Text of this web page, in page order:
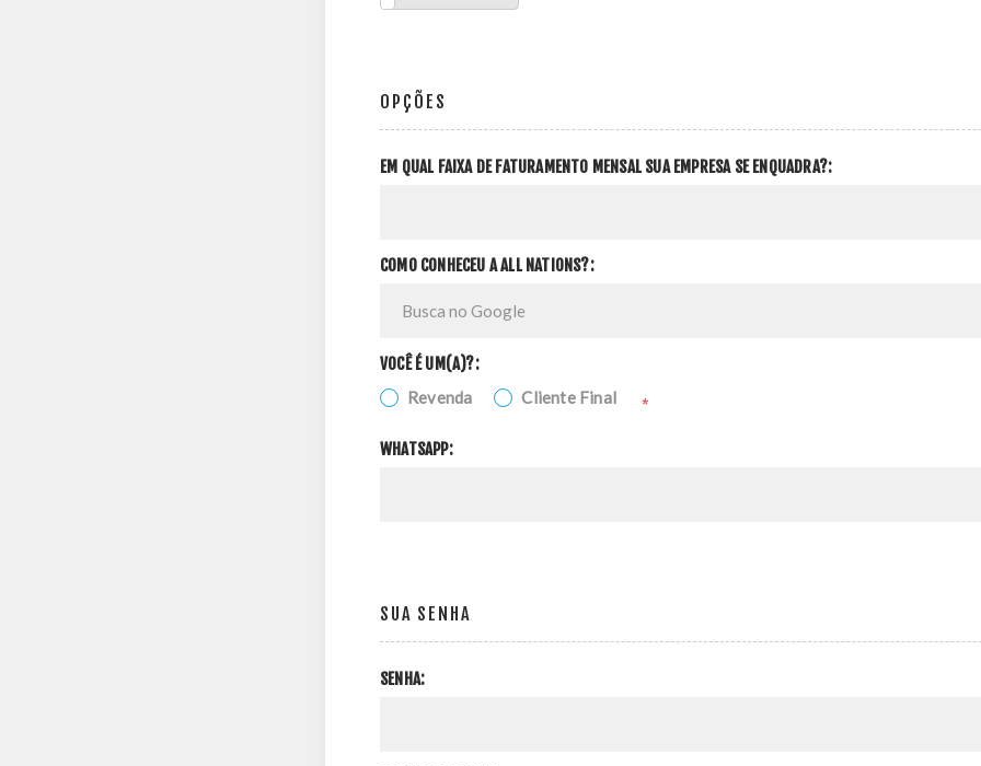
OPÇÕES
EM QUAL FAIXA DE FATURAMENTO MENSAL SUA EMPRESA SE ENQUADRA?:
COMO CONHECEU A ALL NATIONS?:
VOCÊ É UM(A)?:
Revenda Cliente Final *
WHATSAPP:
SUA SENHA
SENHA: